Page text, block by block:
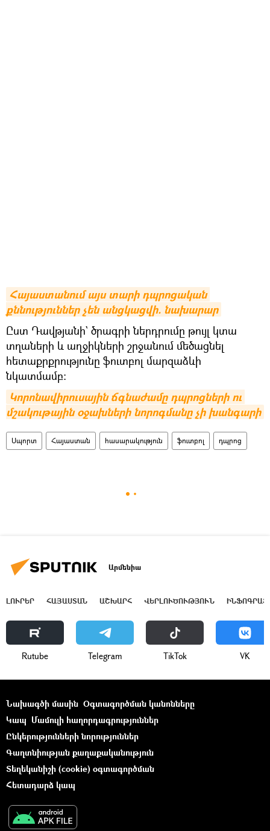
Հայաստանում այս տարի դպրոցական
քննություններ չեն անցկացվի. նախարար
Ըստ Դավթյանի` ծրագրի ներդրումը թույլ կտա
տղաների և աղջիկների շրջանում մեծացնել
հետաքրքրությունը ֆուտբոլ մարզաձևի
նկատմամբ:
Կորոնավիրուսային ճգնաժամը դպրոցների ու
մշակութային օջախների նորոգմանը չի խանգարի
Սպորտ Հայաստան հասարակություն ֆուտբոլ դպրոց
Արմենիա
ԼՈՒՐԵՐ ՀԱՅԱՍՏԱՆ ԱՇԽԱՐՀ ՎԵՐԼՈՒԾՈՒԹՅՈՒՆ
Rutube Telegram ТikТоk VK
Նախագծի մասին Օգտագործման կանոնները
Կապ Մամուլի հաղորդագրություններ
Ընկերությունների նորություններ
Գաղտնիության քաղաքականություն
Տեղեկանիշի (cookie) օգտագործման
Հետադարձ կապ